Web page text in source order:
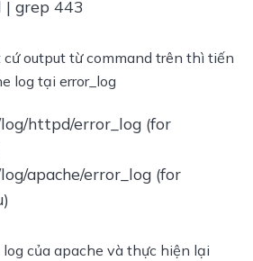
grep 443
cứ output từ command trên thì tiến
log tại error_log
httpd/error_log (for
apache/error_log (for
của apache và thực hiện lại